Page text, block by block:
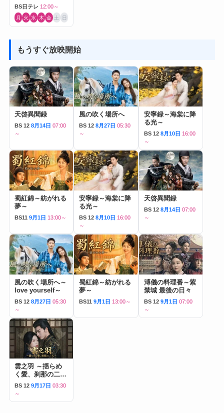
BS日テレ 12:00～
月 火 水 木 金 土 日
もうすぐ放映開始
天啓異聞録
BS 12 8月14日 07:00
～
風の吹く場所へ
BS 12 8月27日 05:30
～
安寧録～海棠に降
る光～
BS 12 8月10日 16:00
～
蜀紅錦～紡がれる
夢～
BS11 9月1日 13:00～
安寧録～海棠に降
る光～
BS 12 8月10日 16:00
～
天啓異聞録
BS 12 8月14日 07:00
～
風の吹く場所へ～
love yourself～
BS 12 8月27日 05:30
～
蜀紅錦～紡がれる
夢～
BS11 9月1日 13:00～
溥儀の料理番～紫
禁城 最後の日々
BS 12 9月1日 07:00
～
雲之羽 ～揺らめ
く愛、刹那の二人
～
BS 12 9月17日 03:30
～